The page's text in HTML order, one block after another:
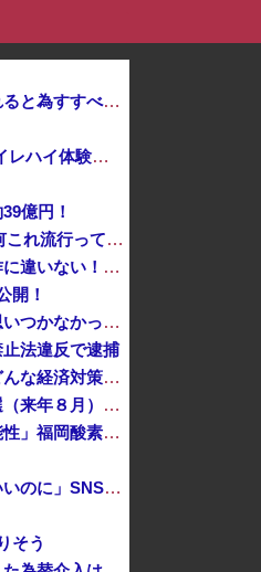
化石賞だの御高説を宣っていたヨーロッパ、自分が猛暑に襲われると為すすべべもなくダメージを受けてしまい
【ねこ】トイレ後の“テンション爆上げ”はなぜ起こる？ 猫のトイレハイ体験談＆獣医師解説
億円！
OpenAI、Anthropicに続きMetaのAIも勝手に他社攻撃 嘘ξけど何これ流行ってんの？
高市首相への賛同コメントの多さに苛立つ左派、これは不正工作に違いない！と確信してしまった結果……
開！
辺野古の防犯カメラ画像を見た玉城デニー、「うまい言い訳が思いつかなかったからそれかよ」と有権者を呆れさせるコメントを……
法違反で逮捕
【物議】参政党・神谷氏「食料品の減税は愚策」←じゃあ他にどんな経済対策があるんだよ？
歴代最多得票記録でトップ当選の河合ゆうすけ市議、埼玉知事選（来年８月）に立候補表明！「埼玉県の外国人問題を解決するには、知事選で保守の政治家が立...
イオンモール熊本の爆発「配管が損傷しガス漏れ、着火した可能性」福岡酸素、経産省に報告
消費税減税に反旗…小渕優子氏の主張に「さっさと離党すればいいのに」SNSで逆風…父親から続く「消費税の系譜」とは [8/7]
そう